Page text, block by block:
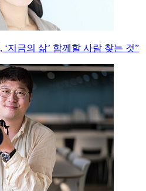
‘지금의 삶’ 함께할 사람 찾는 것”